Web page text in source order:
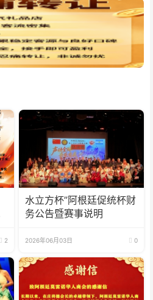
2
水立方杯”阿根廷促统杯财
务公告暨赛事说明
2026年06月03日 0